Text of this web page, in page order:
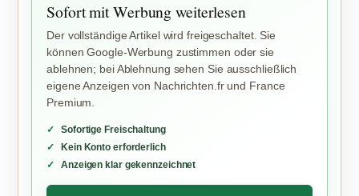
Sofort mit Werbung weiterlesen
Der vollständige Artikel wird freigeschaltet. Sie
können Google-Werbung zustimmen oder sie
ablehnen; bei Ablehnung sehen Sie ausschließlich
eigene Anzeigen von Nachrichten.fr und France
Premium.
Sofortige Freischaltung
Kein Konto erforderlich
Anzeigen klar gekennzeichnet